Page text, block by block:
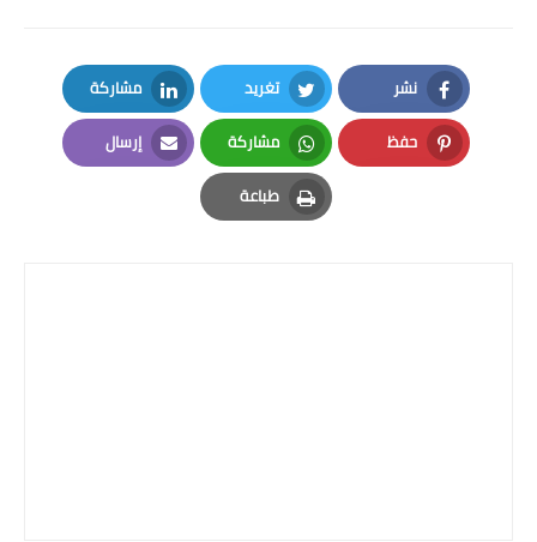
ملازم دراسية
المرحلة الابتدائية
المرحلة المتوسطة
نشر
Facebook
تغريد
Twitter
مشاركة
LinkedIn
حفظ
Pinterest
مشاركة
Whatsapp
إرسال
Email
طباعة
Print